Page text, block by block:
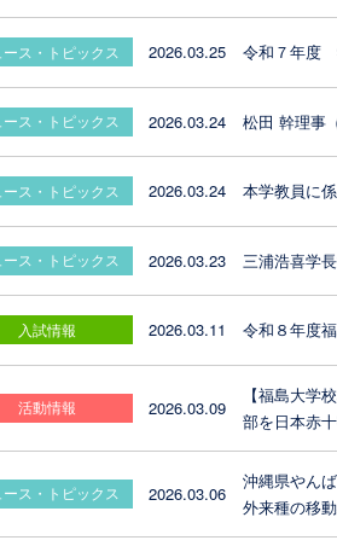
ス・トピックス 2026.03.25 令和７年度
ス・トピックス 2026.03.24 松田 幹理事
ス・トピックス 2026.03.24 本学教員に
ス・トピックス 2026.03.23 三浦浩喜学
入試情報 2026.03.11 令和８年度
活動情報 2026.03.09
【福島大学
部を日本赤
ス・トピックス 2026.03.06
沖縄県やん
外来種の移